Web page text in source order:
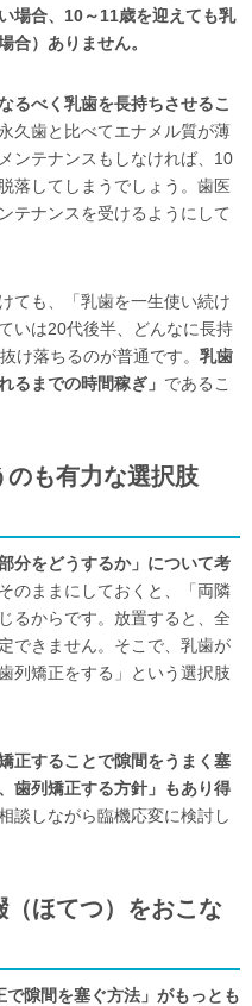
場合、10～11歳を迎えても乳
合）ありません。
なるべく乳歯を長持ちさせるこ
久歯と比べてエナメル質が薄
ンテナンスもしなければ、10
落してしまうでしょう。歯医
テナンスを受けるようにして
ても、「乳歯を一生使い続け
いは20代後半、どんなに長持
け落ちるのが普通です。 乳歯
るまでの時間稼ぎ」 であるこ
も有力な選択肢
分をどうするか」について考
のままにしておくと、「両隣
るからです。放置すると、全
できません。そこで、乳歯が
列矯正をする」という選択肢
正することで隙間をうまく塞
歯列矯正する方針」もあり得
談しながら臨機応変に検討し
ほてつ）をおこな
隙間を塞ぐ方法」がもっとも